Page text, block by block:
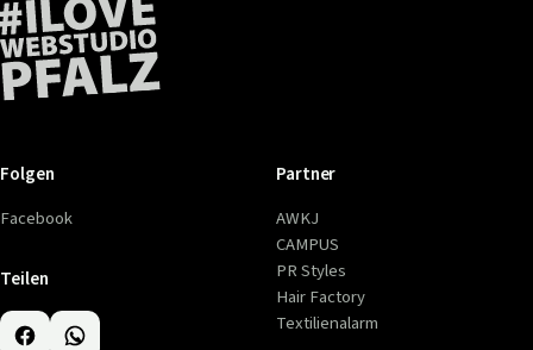
Folgen
Facebook
Teilen
Partner
AWKJ
CAMPUS
PR Styles
Hair Factory
Textilienalarm